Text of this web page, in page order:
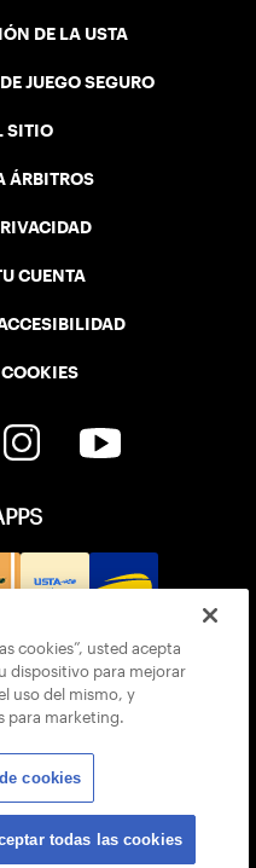
DE LA USTA
JUEGO SEGURO
SITIO
ÁRBITROS
CUENTA
COOKIES
RESERVED
cookies”, usted acepta
dispositivo para mejorar
uso del mismo, y
para marketing.
cookies
todas las cookies